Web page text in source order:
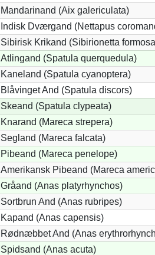
Mandarinand (Aix galericulata)
Indisk Dværgand (Nettapus
Sibirisk Krikand (Sibirionetta
Atlingand (Spatula querquedula)
Kaneland (Spatula cyanoptera)
Blåvinget And (Spatula discors)
Skeand (Spatula clypeata)
Knarand (Mareca strepera)
Segland (Mareca falcata)
Pibeand (Mareca penelope)
Amerikansk Pibeand (Mareca
Gråand (Anas platyrhynchos)
Sortbrun And (Anas rubripes)
Kapand (Anas capensis)
Rødnæbbet And (Anas
Spidsand (Anas acuta)